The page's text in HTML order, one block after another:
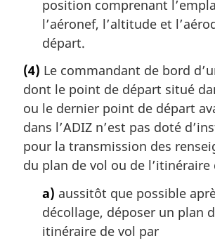
position comprenant
l’aéronef, l’altitude et
départ.
(4) Le commandant de bord
dont le point de départ situé
ou le dernier point de départ
dans l’ADIZ n’est pas doté
pour la transmission des
du plan de vol ou de
a) aussitôt que possible
décollage, déposer un plan
itinéraire de vol par